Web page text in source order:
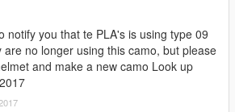
notify you that te PLA's is using type 09
are no longer using this camo, but please
and make a new camo Look up